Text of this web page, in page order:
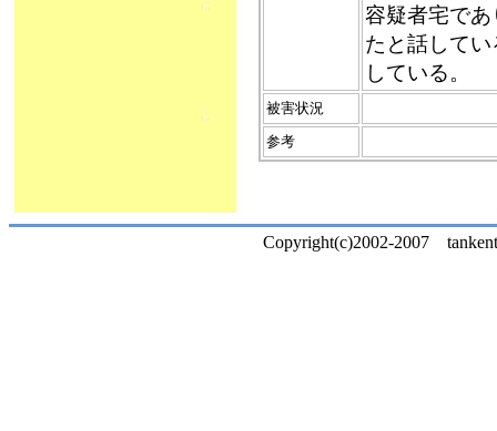
容疑者宅で
たと話して
している。
被害状況
参考
Copyright(c)2002-2007